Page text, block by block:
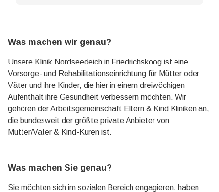
Was machen wir genau?
Unsere Klinik Nordseedeich in Friedrichskoog ist eine
Vorsorge- und Rehabilitationseinrichtung für Mütter oder
Väter und ihre Kinder, die hier in einem dreiwöchigen
Aufenthalt ihre Gesundheit verbessern möchten. Wir
gehören der Arbeitsgemeinschaft Eltern & Kind Kliniken an,
die bundesweit der größte private Anbieter von
Mutter/Vater & Kind-Kuren ist.
Was machen Sie genau?
Sie möchten sich im sozialen Bereich engagieren, haben